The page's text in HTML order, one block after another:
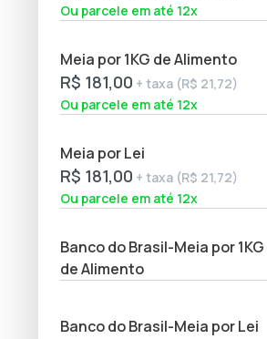
Ou parcele em até 12x
Meia por 1KG de Alimento
R$ 181,00 + taxa (R$ 21,72)
Ou parcele em até 12x
Meia por Lei
R$ 181,00 + taxa (R$ 21,72)
Ou parcele em até 12x
Banco do Brasil-Meia por 1KG
de Alimento
Banco do Brasil-Meia por Lei